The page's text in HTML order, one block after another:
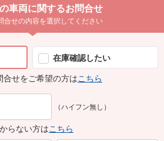
車両に関するお問合せ
合せの内容を選択してください
在庫確認したい
合せをご希望の方はこちら
（ハイフン無し）
らない方はこちら